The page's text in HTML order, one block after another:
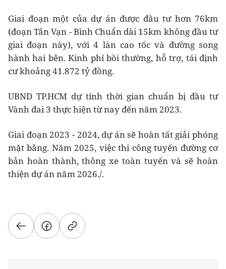
Giai đoạn một của dự án được đầu tư hơn 76km
(đoạn Tân Vạn - Bình Chuẩn dài 15km không đầu tư
giai đoạn này), với 4 làn cao tốc và đường song
hành hai bên. Kinh phí bồi thường, hỗ trợ, tái định
cư khoảng 41.872 tỷ đồng.
UBND TP.HCM dự tính thời gian chuẩn bị đầu tư
Vành đai 3 thực hiện từ nay đến năm 2023.
Giai đoạn 2023 - 2024, dự án sẽ hoàn tất giải phóng
mặt bằng. Năm 2025, việc thi công tuyến đường cơ
bản hoàn thành, thông xe toàn tuyến và sẽ hoàn
thiện dự án năm 2026./.